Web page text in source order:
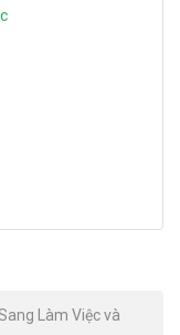
Làm Việc và